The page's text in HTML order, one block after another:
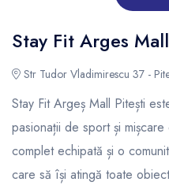
Stay Fit Arges
Str Tudor Vladimirescu 37 -
Stay Fit Argeș Mall Pitești
pasionații de sport și
complet echipată și o
care să își atingă toate